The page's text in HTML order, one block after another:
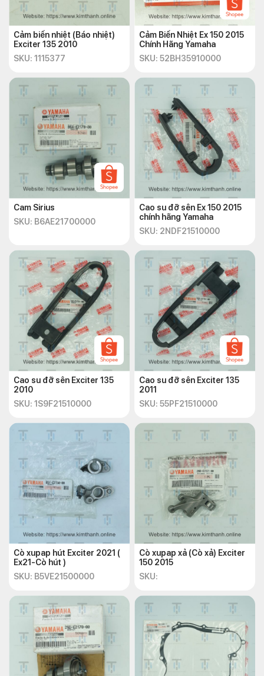
Cảm biến nhiệt (Báo nhiệt)
Exciter 135 2010
SKU: 1115377
Cảm Biến Nhiệt Ex 150 2015
Chính Hãng Yamaha
SKU: 52BH35910000
Cam Sirius
SKU: B6AE21700000
Cao su đỡ sên Ex 150 2015
chính hãng Yamaha
SKU: 2NDF21510000
Cao su đỡ sên Exciter 135
2010
SKU: 1S9F21510000
Cao su đỡ sên Exciter 135
2011
SKU: 55PF21510000
Cò xupap hút Exciter 2021 (
Ex21-Cò hút )
SKU: B5VE21500000
Cò xupap xả (Cò xả) Exciter
150 2015
SKU: